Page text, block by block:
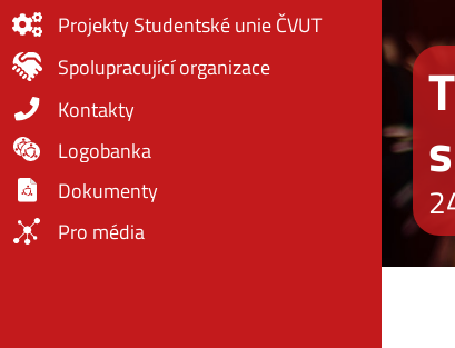
Projekty Studentské unie ČVUT
Spolupracující organizace
Kontakty
Logobanka
Dokumenty
Pro média